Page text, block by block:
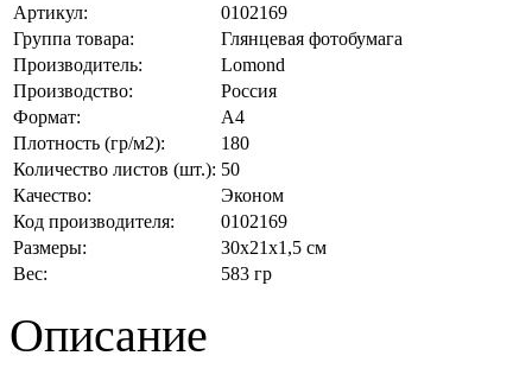
Артикул:
0102169
Группа товара:
Глянцевая фотобумага
Производитель:
Lomond
Производство:
Россия
Формат:
А4
Плотность (гр/м2):
180
Количество листов (шт.): 50
Качество:
Эконом
Код производителя:
0102169
Размеры:
30x21x1,5 см
Вес:
583 гр
Описание